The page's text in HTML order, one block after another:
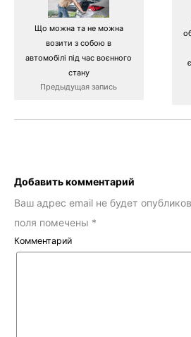
Що можна та не можна
возити з собою в
автомобілі під час воєнного
стану
Предыдущая запись
Добавить комментарий
Ваш адрес email не будет
поля помечены *
Комментарий